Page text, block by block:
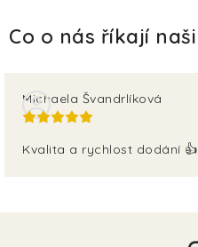
Michaela Švandrlíková
Kvalita a rychlost dodání 👍